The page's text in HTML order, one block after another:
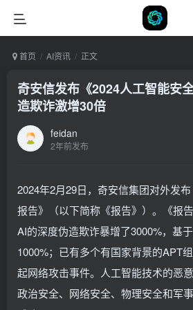
首页 AI资讯 正文
奇安信发布《2024人工智能安
造欺诈激增30倍
feidan
2年前发布
2024年2月29日，奇安信集团对外发
报告》（以下简称《报告》）。《报
AI的深度伪造欺诈暴增了3000%，基
1000%；已有多个有国家背景的APT
起网络攻击事件。人工智能技术的恶
政治安全、网络安全、物理安全和军